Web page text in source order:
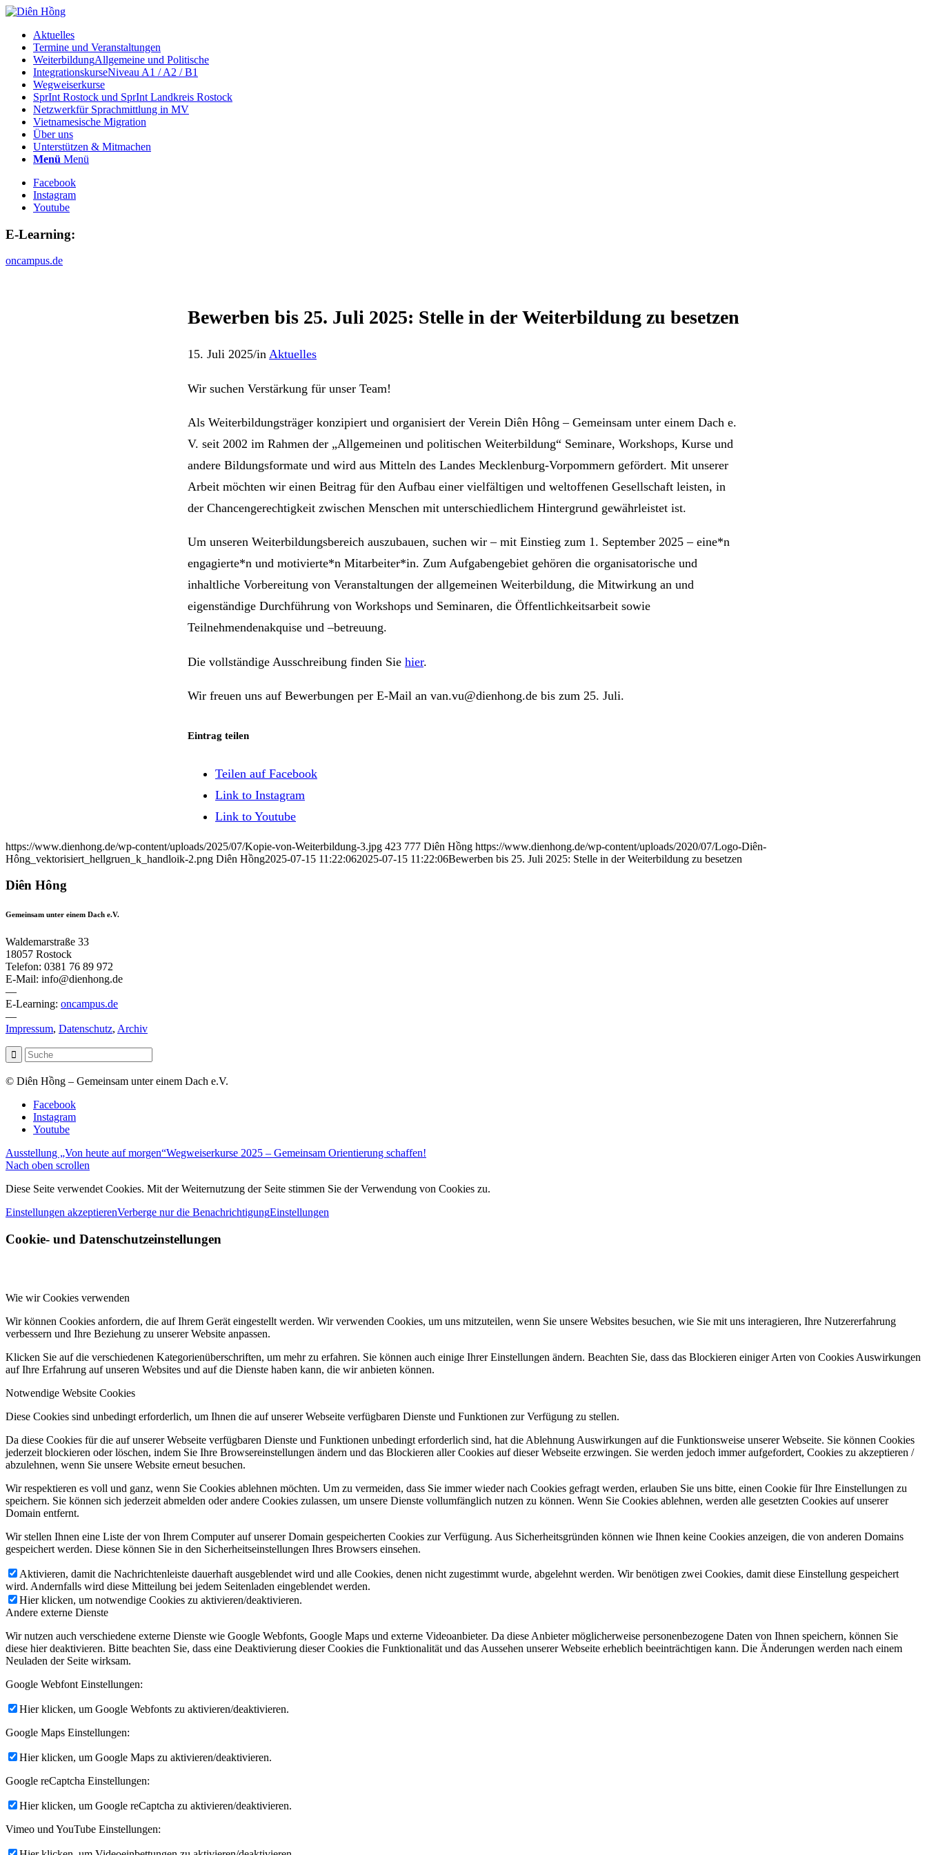
Aktuelles
Termine und Veranstaltungen
WeiterbildungAllgemeine und Politische
IntegrationskurseNiveau A1 / A2 / B1
Wegweiserkurse
SprInt Rostock und SprInt Landkreis Rostock
Netzwerkfür Sprachmittlung in MV
Vietnamesische Migration
Über uns
Unterstützen & Mitmachen
Menü Menü
Facebook
Instagram
Youtube
E-Learning:
oncampus.de
Bewerben bis 25. Juli 2025: Stelle in der Weiterbildung zu besetzen
15. Juli 2025/in Aktuelles
Wir suchen Verstärkung für unser Team!
Als Weiterbildungsträger konzipiert und organisiert der Verein Diên Hông – Gemeinsam unter einem Dach e.
V. seit 2002 im Rahmen der „Allgemeinen und politischen Weiterbildung“ Seminare, Workshops, Kurse und
andere Bildungsformate und wird aus Mitteln des Landes Mecklenburg-Vorpommern gefördert. Mit unserer
Arbeit möchten wir einen Beitrag für den Aufbau einer vielfältigen und weltoffenen Gesellschaft leisten, in
der Chancengerechtigkeit zwischen Menschen mit unterschiedlichem Hintergrund gewährleistet ist.
Um unseren Weiterbildungsbereich auszubauen, suchen wir – mit Einstieg zum 1. September 2025 – eine*n
engagierte*n und motivierte*n Mitarbeiter*in. Zum Aufgabengebiet gehören die organisatorische und
inhaltliche Vorbereitung von Veranstaltungen der allgemeinen Weiterbildung, die Mitwirkung an und
eigenständige Durchführung von Workshops und Seminaren, die Öffentlichkeitsarbeit sowie
Teilnehmendenakquise und –betreuung.
Die vollständige Ausschreibung finden Sie hier.
Wir freuen uns auf Bewerbungen per E-Mail an van.vu@dienhong.de bis zum 25. Juli.
Eintrag teilen
Teilen auf Facebook
Link to Instagram
Link to Youtube
https://www.dienhong.de/wp-content/uploads/2025/07/Kopie-von-Weiterbildung-3.jpg 423 777 Diên Hồng https://www.dienhong.de/wp-content/uploads/2020/07/Logo-Diên-
Hông_vektorisiert_hellgruen_k_handloik-2.png Diên Hồng2025-07-15 11:22:062025-07-15 11:22:06Bewerben bis 25. Juli 2025: Stelle in der Weiterbildung zu besetzen
Diên Hông
Gemeinsam unter einem Dach e.V.
Waldemarstraße 33
18057 Rostock
Telefon: 0381 76 89 972
E-Mail: info@dienhong.de
—
E-Learning: oncampus.de
—
Impressum, Datenschutz, Archiv
© Diên Hồng – Gemeinsam unter einem Dach e.V.
Facebook
Instagram
Youtube
Ausstellung „Von heute auf morgen“Wegweiserkurse 2025 – Gemeinsam Orientierung schaffen!
Nach oben scrollen
Diese Seite verwendet Cookies. Mit der Weiternutzung der Seite stimmen Sie der Verwendung von Cookies zu.
Einstellungen akzeptierenVerberge nur die BenachrichtigungEinstellungen
Cookie- und Datenschutzeinstellungen
Wie wir Cookies verwenden
Wir können Cookies anfordern, die auf Ihrem Gerät eingestellt werden. Wir verwenden Cookies, um uns mitzuteilen, wenn Sie unsere Websites besuchen, wie Sie mit uns interagieren, Ihre Nutzererfahrung
verbessern und Ihre Beziehung zu unserer Website anpassen.
Klicken Sie auf die verschiedenen Kategorienüberschriften, um mehr zu erfahren. Sie können auch einige Ihrer Einstellungen ändern. Beachten Sie, dass das Blockieren einiger Arten von Cookies Auswirkungen
auf Ihre Erfahrung auf unseren Websites und auf die Dienste haben kann, die wir anbieten können.
Notwendige Website Cookies
Diese Cookies sind unbedingt erforderlich, um Ihnen die auf unserer Webseite verfügbaren Dienste und Funktionen zur Verfügung zu stellen.
Da diese Cookies für die auf unserer Webseite verfügbaren Dienste und Funktionen unbedingt erforderlich sind, hat die Ablehnung Auswirkungen auf die Funktionsweise unserer Webseite. Sie können Cookies
jederzeit blockieren oder löschen, indem Sie Ihre Browsereinstellungen ändern und das Blockieren aller Cookies auf dieser Webseite erzwingen. Sie werden jedoch immer aufgefordert, Cookies zu akzeptieren /
abzulehnen, wenn Sie unsere Website erneut besuchen.
Wir respektieren es voll und ganz, wenn Sie Cookies ablehnen möchten. Um zu vermeiden, dass Sie immer wieder nach Cookies gefragt werden, erlauben Sie uns bitte, einen Cookie für Ihre Einstellungen zu
speichern. Sie können sich jederzeit abmelden oder andere Cookies zulassen, um unsere Dienste vollumfänglich nutzen zu können. Wenn Sie Cookies ablehnen, werden alle gesetzten Cookies auf unserer
Domain entfernt.
Wir stellen Ihnen eine Liste der von Ihrem Computer auf unserer Domain gespeicherten Cookies zur Verfügung. Aus Sicherheitsgründen können wie Ihnen keine Cookies anzeigen, die von anderen Domains
gespeichert werden. Diese können Sie in den Sicherheitseinstellungen Ihres Browsers einsehen.
Aktivieren, damit die Nachrichtenleiste dauerhaft ausgeblendet wird und alle Cookies, denen nicht zugestimmt wurde, abgelehnt werden. Wir benötigen zwei Cookies, damit diese Einstellung gespeichert
wird. Andernfalls wird diese Mitteilung bei jedem Seitenladen eingeblendet werden.
Hier klicken, um notwendige Cookies zu aktivieren/deaktivieren.
Andere externe Dienste
Wir nutzen auch verschiedene externe Dienste wie Google Webfonts, Google Maps und externe Videoanbieter. Da diese Anbieter möglicherweise personenbezogene Daten von Ihnen speichern, können Sie
diese hier deaktivieren. Bitte beachten Sie, dass eine Deaktivierung dieser Cookies die Funktionalität und das Aussehen unserer Webseite erheblich beeinträchtigen kann. Die Änderungen werden nach einem
Neuladen der Seite wirksam.
Google Webfont Einstellungen:
Hier klicken, um Google Webfonts zu aktivieren/deaktivieren.
Google Maps Einstellungen:
Hier klicken, um Google Maps zu aktivieren/deaktivieren.
Google reCaptcha Einstellungen:
Hier klicken, um Google reCaptcha zu aktivieren/deaktivieren.
Vimeo und YouTube Einstellungen: